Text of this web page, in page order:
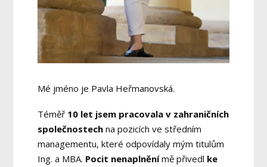
Mé jméno je Pavla Heřmanovská.
Téměř 10 let jsem pracovala v zahraničních
společnostechna pozicích ve středním
managementu, které odpovídaly mým titulům
Ing. a MBA. Pocit nenaplněnímě přivedl ke